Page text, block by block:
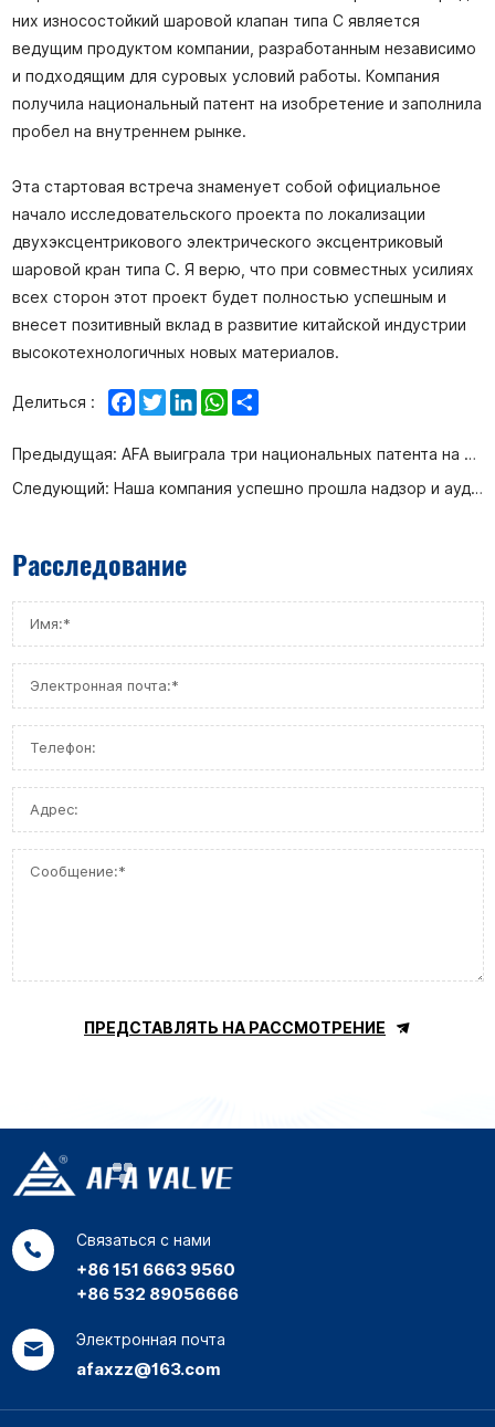
них износостойкий шаровой клапан типа C является
ведущим продуктом компании, разработанным независимо
и подходящим для суровых условий работы. Компания
получила национальный патент на изобретение и заполнила
пробел на внутреннем рынке.
Эта стартовая встреча знаменует собой официальное
начало исследовательского проекта по локализации
двухэксцентрикового электрического эксцентриковый
шаровой кран типа C. Я верю, что при совместных усилиях
всех сторон этот проект будет полностью успешным и
внесет позитивный вклад в развитие китайской индустрии
высокотехнологичных новых материалов.
Делиться : Facebook
TwitterLinkedInWhatsApp
Предыдущая: AFA выиграла три национальных патента на изобретения подряд
Следующий: Наша компания успешно прошла надзор и аудит трех систем сертификации
Расследование
ПРЕДСТАВЛЯТЬ НА РАССМОТРЕНИЕ
Связаться с нами
+86 151 6663 9560
+86 532 89056666
Электронная почта
afaxzz@163.com